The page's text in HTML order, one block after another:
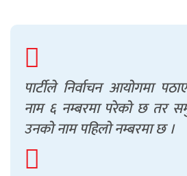
पार्टीले निर्वाचन आयोगमा
नाम ६ नम्बरमा परेको छ तर
उनको नाम पहिलो नम्बरमा छ ।